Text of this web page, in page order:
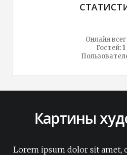
Онлайн
Гостей:1
Картины
Lorem ipsum dolor sit amet,